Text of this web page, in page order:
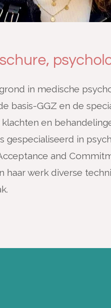
in medische
basis-GGZ en de
en
gespecialiseerd in
and
haar werk diverse